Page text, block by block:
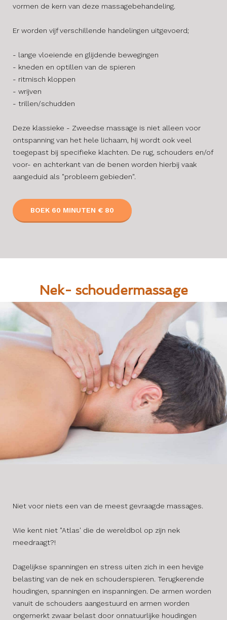
vormen de kern van deze massagebehandeling.
​Er worden vijf verschillende handelingen uitgevoerd;
- lange vloeiende en glijdende bewegingen
- kneden en optillen van de spieren
- ritmisch kloppen
- wrijven
- trillen/schudden
​Deze klassieke - Zweedse massage is niet alleen voor
ontspanning van het hele lichaam, hij wordt ook veel
toegepast bij specifieke klachten. De rug, schouders en/of
voor- en achterkant van de benen worden hierbij vaak
aangeduid als "probleem gebieden".
BOEK 60 MINUTEN € 80
Nek- schoudermassage
Niet voor niets een van de meest gevraagde massages.
Wie kent niet "Atlas' die de wereldbol op zijn nek
meedraagt?!
Dagelijkse spanningen en stress uiten zich in een hevige
belasting van de nek en schouderspieren. Terugkerende
houdingen, spanningen en inspanningen. De armen worden
vanuit de schouders aangestuurd en armen worden
ongemerkt zwaar belast door onnatuurlijke houdingen